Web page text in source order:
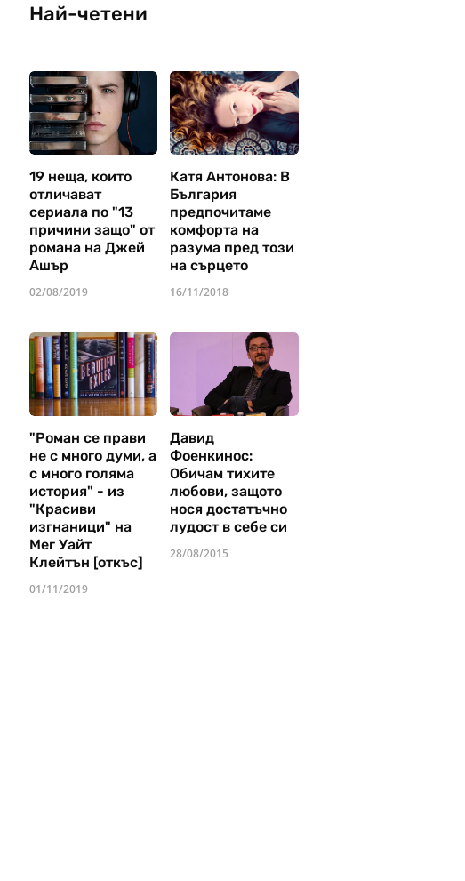
Най-четени
19 неща, които
отличават
сериала по "13
причини защо" от
романа на Джей
Ашър
02/08/2019
Катя Антонова: В
България
предпочитаме
комфорта на
разума пред този
на сърцето
16/11/2018
"Роман се прави
не с много думи, а
с много голяма
история" - из
"Красиви
изгнаници" на
Мег Уайт
Клейтън [откъс]
01/11/2019
Давид
Фоенкинос:
Обичам тихите
любови, защото
нося достатъчно
лудост в себе си
28/08/2015